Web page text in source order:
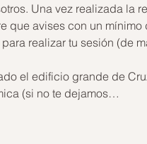
Una vez realizada la
que avises con un mínimo
realizar tu sesión (de
el edificio grande de
(si no te dejamos…